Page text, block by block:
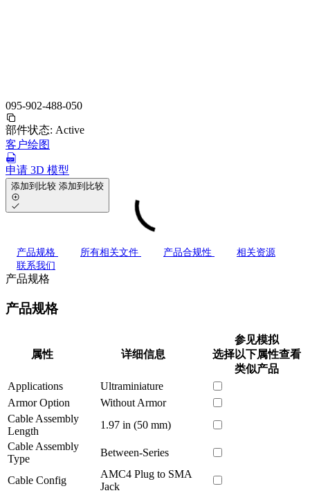
095-902-488-050
部件状态: Active
客户绘图
申请 3D 模型
添加到比较 添加到比较
产品规格 所有相关文件 产品合规性
相关资源
联系我们
产品规格
产品规格
属性 详细信息
参见模拟
选择以下属性查看
类似产品
Applications
Ultraminiature
Armor Option
Without Armor
Cable Assembly
Length
1.97 in (50 mm)
Cable Assembly
Type
Between-Series
Cable Config
AMC4 Plug to SMA
Jack